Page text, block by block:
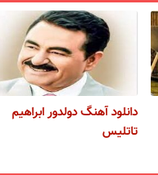
دانلود آهنگ دولدور ابراهیم
تاتلیس